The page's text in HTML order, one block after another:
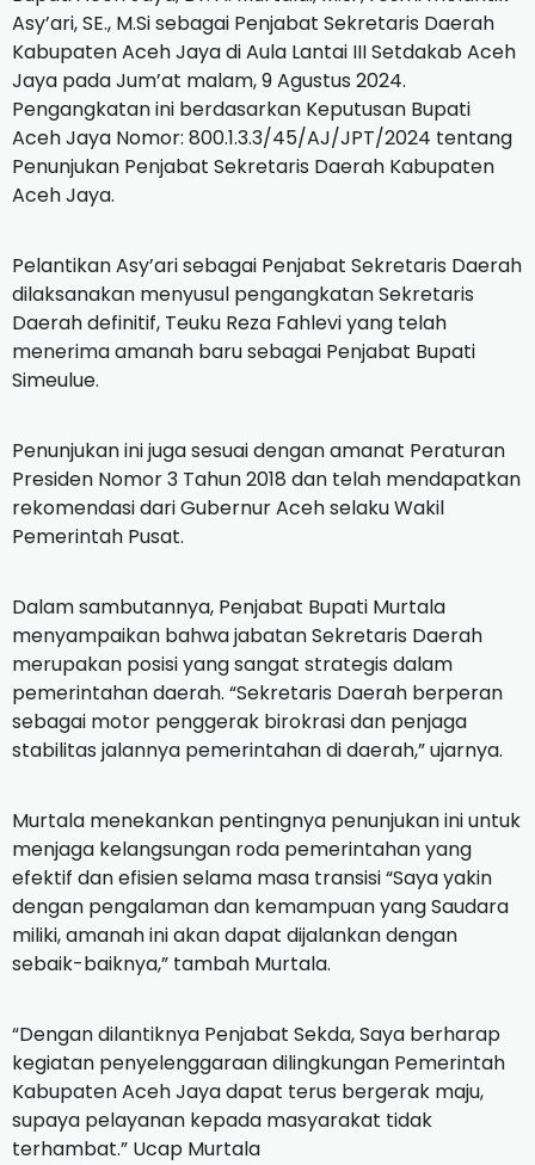
Asy’ari, SE., M.Si sebagai Penjabat Sekretaris Daerah
Kabupaten Aceh Jaya di Aula Lantai III Setdakab Aceh
Jaya pada Jum’at malam, 9 Agustus 2024.
Pengangkatan ini berdasarkan Keputusan Bupati
Aceh Jaya Nomor: 800.1.3.3/45/AJ/JPT/2024 tentang
Penunjukan Penjabat Sekretaris Daerah Kabupaten
Aceh Jaya.
Pelantikan Asy’ari sebagai Penjabat Sekretaris Daerah
dilaksanakan menyusul pengangkatan Sekretaris
Daerah definitif, Teuku Reza Fahlevi yang telah
menerima amanah baru sebagai Penjabat Bupati
Simeulue.
Penunjukan ini juga sesuai dengan amanat Peraturan
Presiden Nomor 3 Tahun 2018 dan telah mendapatkan
rekomendasi dari Gubernur Aceh selaku Wakil
Pemerintah Pusat.
Dalam sambutannya, Penjabat Bupati Murtala
menyampaikan bahwa jabatan Sekretaris Daerah
merupakan posisi yang sangat strategis dalam
pemerintahan daerah. “Sekretaris Daerah berperan
sebagai motor penggerak birokrasi dan penjaga
stabilitas jalannya pemerintahan di daerah,” ujarnya.
Murtala menekankan pentingnya penunjukan ini untuk
menjaga kelangsungan roda pemerintahan yang
efektif dan efisien selama masa transisi “Saya yakin
dengan pengalaman dan kemampuan yang Saudara
miliki, amanah ini akan dapat dijalankan dengan
sebaik-baiknya,” tambah Murtala.
“Dengan dilantiknya Penjabat Sekda, Saya berharap
kegiatan penyelenggaraan dilingkungan Pemerintah
Kabupaten Aceh Jaya dapat terus bergerak maju,
supaya pelayanan kepada masyarakat tidak
terhambat.” Ucap Murtala